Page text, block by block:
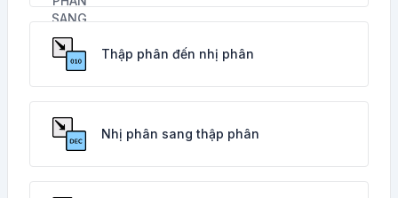
Thập phân đến nhị phân
Nhị phân sang thập phân